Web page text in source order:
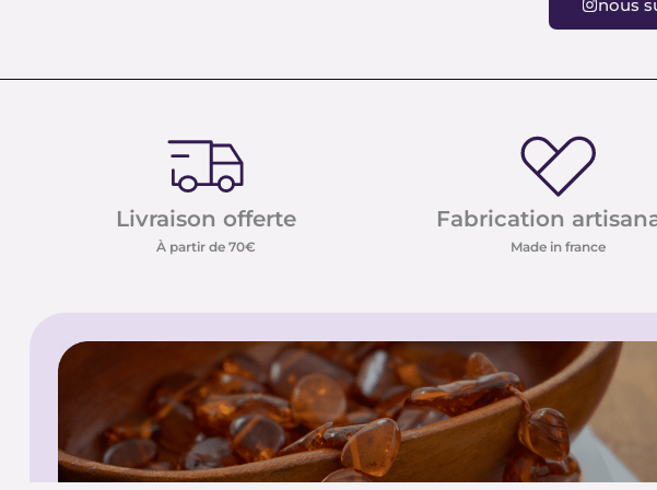
nous
Livraison offerte
À partir de 70€
Fabrication
Made in france